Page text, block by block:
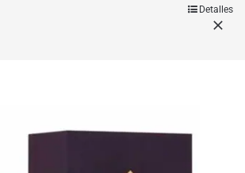
Detalles